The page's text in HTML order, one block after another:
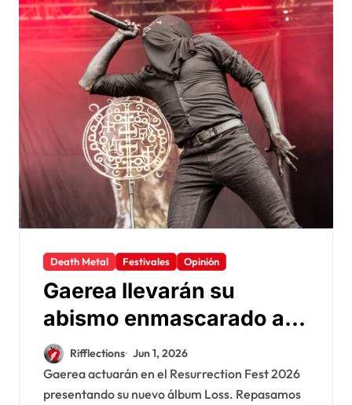
Death Metal Festivales Opinión
Gaerea llevarán su
abismo enmascarado al
Resurrection Fest 2026
Rifflections Jun 1, 2026
Gaerea actuarán en el Resurrection Fest 2026
presentando su nuevo álbum Loss. Repasamos